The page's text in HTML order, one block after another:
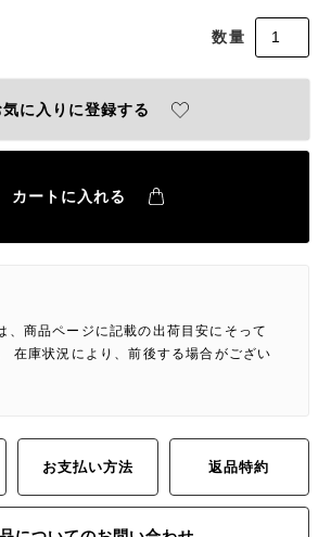
気に入りに登録する
カートに入れる
、商品ページに記載の出荷目安にそって
在庫状況により、前後する場合がござい
お支払い方法 返品特約